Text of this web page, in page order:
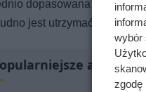
dopasowana do jego
jest utrzymać
artykuły
wybór
zgodę